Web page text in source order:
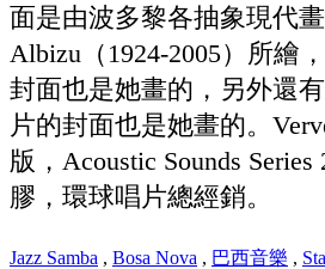
面是由波多黎各抽象現代
Albizu（1924-2005）所繪
封面也是她畫的，另外還
片的封面也是她畫的。
版，Acoustic Sounds
膠，環球唱片總經銷。
Jazz Samba , Bosa Nova , 巴西音樂 ,